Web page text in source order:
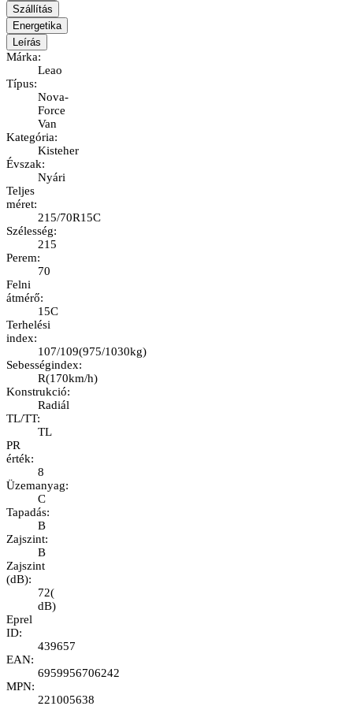
Szállítás
Energetika
Leírás
Márka:
Leao
Típus:
Nova-
Force
Van
Kategória:
Kisteher
Évszak:
Nyári
Teljes
méret:
215/70R15C
Szélesség:
215
Perem:
70
Felni
átmérő:
15C
Terhelési
index:
107/109(975/1030kg)
Sebességindex:
R(170km/h)
Konstrukció:
Radiál
TL/TT:
TL
PR
érték:
8
Üzemanyag:
C
Tapadás:
B
Zajszint:
B
Zajszint
(dB):
72(
dB)
Eprel
ID:
439657
EAN:
6959956706242
MPN:
221005638